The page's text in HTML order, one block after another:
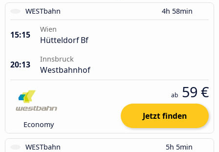
WESTbahn 4h 58min
15:15
Wien
Hütteldorf Bf
20:13
Innsbruck
Westbahnhof
Economy
ab 59 €
Jetzt finden
WESTbahn 5h 5min